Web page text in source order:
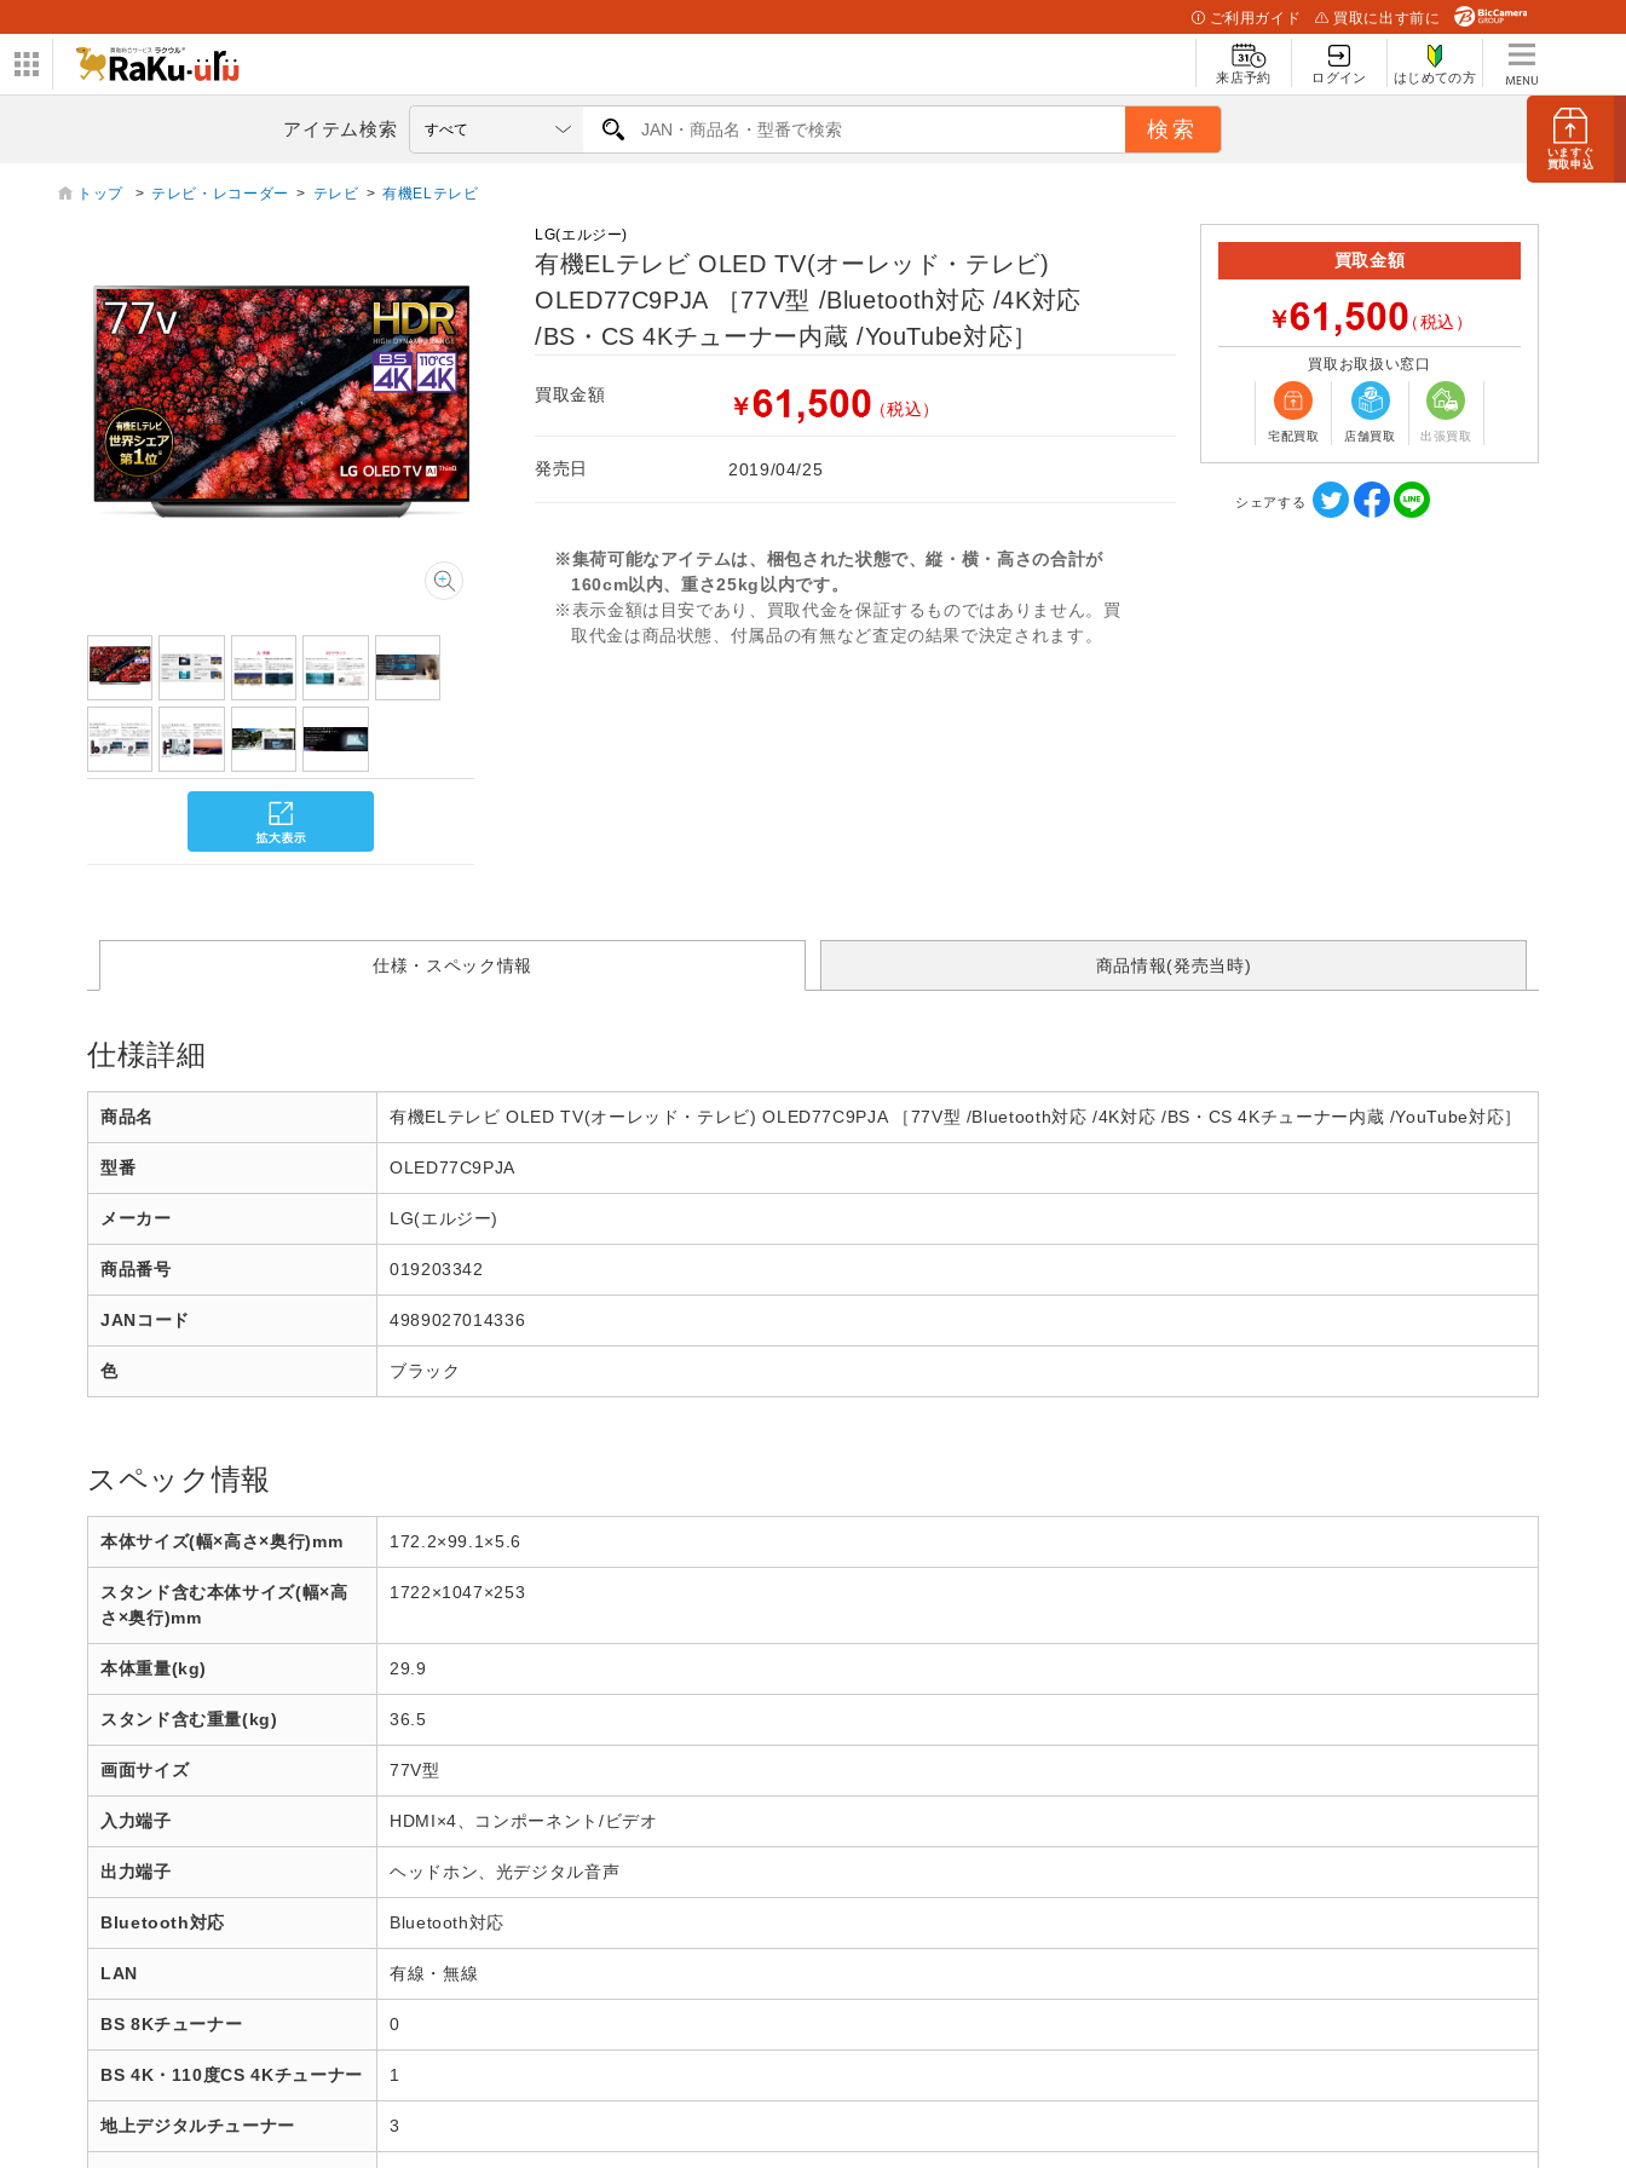
いますぐ
買取申込
ご利用ガイド 買取に出す前に
来店予約 ログイン はじめての方
アイテム検索
トップ > テレビ・レコーダー > テレビ > 有機ELテレビ
LG(エルジー)
有機ELテレビ OLED TV(オーレッド・テレビ)
OLED77C9PJA ［77V型 /Bluetooth対応 /4K対応
/BS・CS 4Kチューナー内蔵 /YouTube対応］
買取金額 ￥ （税込）
発売日 2019/04/25
※集荷可能なアイテムは、梱包された状態で、縦・横・高さの合計が
160cm以内、重さ25kg以内です。
※表示金額は目安であり、買取代金を保証するものではありません。買
取代金は商品状態、付属品の有無など査定の結果で決定されます。
買取金額
￥ （税込）
買取お取扱い窓口
宅配買取 店舗買取 出張買取
シェアする
仕様・スペック情報 商品情報(発売当時)
仕様詳細
商品名 有機ELテレビ OLED TV(オーレッド・テレビ) OLED77C9PJA ［77V型 /Bluetooth対応 /4K対応 /BS・CS 4Kチューナー内蔵 /YouTube対応］
型番 OLED77C9PJA
メーカー LG(エルジー)
商品番号 019203342
JANコード 4989027014336
色 ブラック
スペック情報
本体サイズ(幅×高さ×奥行)mm 172.2×99.1×5.6
スタンド含む本体サイズ(幅×高
さ×奥行)mm
1722×1047×253
本体重量(kg) 29.9
スタンド含む重量(kg) 36.5
画面サイズ 77V型
入力端子 HDMI×4、コンポーネント/ビデオ
出力端子 ヘッドホン、光デジタル音声
Bluetooth対応 Bluetooth対応
LAN 有線・無線
BS 8Kチューナー 0
BS 4K・110度CS 4Kチューナー 1
地上デジタルチューナー 3